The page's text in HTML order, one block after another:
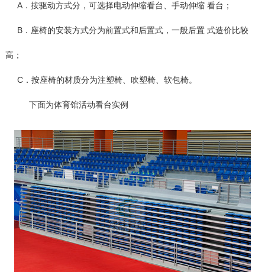
A．按驱动方式分，可选择电动伸缩看台、手动伸缩 看台；
B．座椅的安装方式分为前置式和后置式，一般后置 式造价比较
高；
C．按座椅的材质分为注塑椅、吹塑椅、软包椅。
下面为体育馆活动看台实例